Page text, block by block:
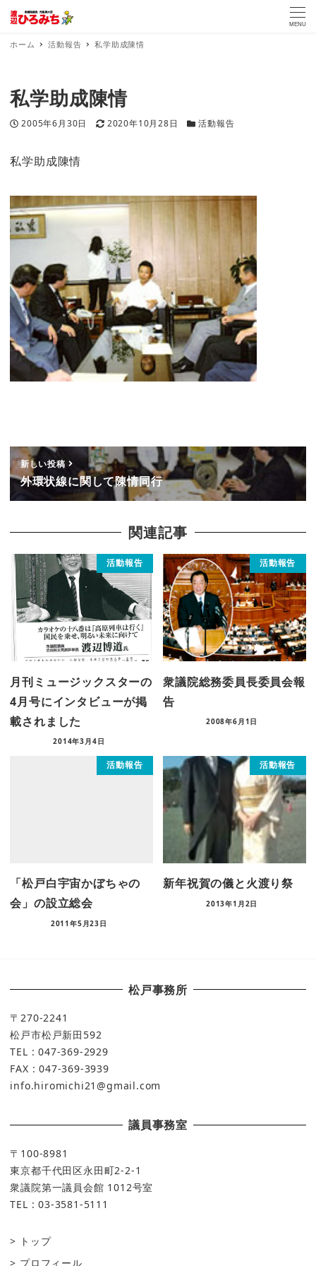
MENU
ホーム 活動報告 私学助成陳情
私学助成陳情
投稿日
2005年6月30日 更新日
2020年10月28日 カテゴリー
活動報告
私学助成陳情
新しい投稿
外環状線に関して陳情同行
関連記事
活動報告
月刊ミュージックスターの
4月号にインタビューが掲
載されました
2014年3月4日
活動報告
衆議院総務委員長委員会報
告
2008年6月1日
活動報告
「松戸白宇宙かぼちゃの
会」の設立総会
2011年5月23日
活動報告
新年祝賀の儀と火渡り祭
2013年1月2日
松戸事務所
〒270-2241
松戸市松戸新田592
TEL : 047-369-2929
FAX : 047-369-3939
info.hiromichi21@gmail.com
議員事務室
〒100-8981
東京都千代田区永田町2-2-1
衆議院第一議員会館 1012号室
TEL : 03-3581-5111
トップ
プロフィール